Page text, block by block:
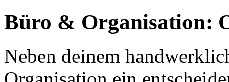
Büro & Organisation:
Neben deinem